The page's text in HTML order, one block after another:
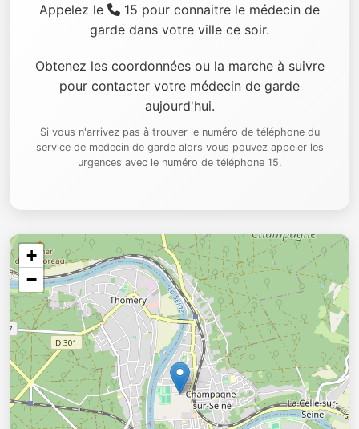
Appelez le
15 pour connaitre le médecin de
garde dans votre ville ce soir.
Obtenez les coordonnées ou la marche à suivre
pour contacter votre médecin de garde
aujourd'hui.
Si vous n'arrivez pas à trouver le numéro de téléphone du
service de medecin de garde alors vous pouvez appeler les
urgences avec le numéro de téléphone 15.
+
−